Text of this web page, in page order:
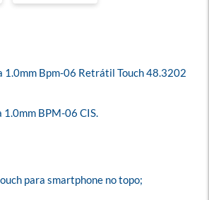
1.0mm Bpm-06 Retrátil Touch 48.3202
BPM-06 CIS.
para smartphone no topo;